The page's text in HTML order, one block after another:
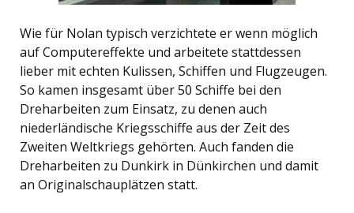
Wie für Nolan typisch verzichtete er wenn möglich
auf Computereffekte und arbeitete stattdessen
lieber mit echten Kulissen, Schiffen und Flugzeugen.
So kamen insgesamt über 50 Schiffe bei den
Dreharbeiten zum Einsatz, zu denen auch
niederländische Kriegsschiffe aus der Zeit des
Zweiten Weltkriegs gehörten. Auch fanden die
Dreharbeiten zu Dunkirk in Dünkirchen und damit
an Originalschauplätzen statt.